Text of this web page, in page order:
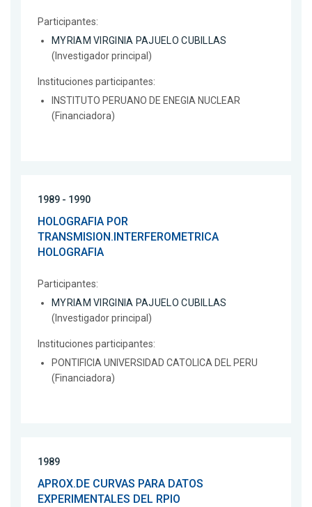
Participantes:
MYRIAM VIRGINIA PAJUELO CUBILLAS
(Investigador principal)
Instituciones participantes:
INSTITUTO PERUANO DE ENEGIA NUCLEAR
(Financiadora)
1989 - 1990
HOLOGRAFIA POR
TRANSMISION.INTERFEROMETRICA
HOLOGRAFIA
Participantes:
MYRIAM VIRGINIA PAJUELO CUBILLAS
(Investigador principal)
Instituciones participantes:
PONTIFICIA UNIVERSIDAD CATOLICA DEL PERU
(Financiadora)
1989
APROX.DE CURVAS PARA DATOS
EXPERIMENTALES DEL RPIO